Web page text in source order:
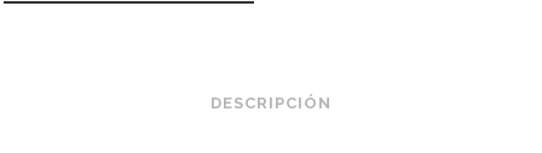
DESCRIPCIÓN